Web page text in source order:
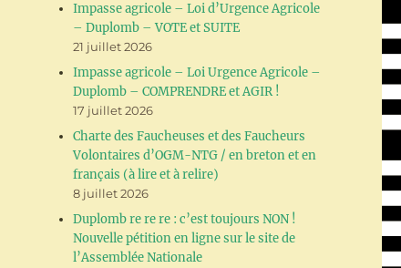
Impasse agricole – Loi d’Urgence Agricole
– Duplomb – VOTE et SUITE
21 juillet 2026
Impasse agricole – Loi Urgence Agricole –
Duplomb – COMPRENDRE et AGIR !
17 juillet 2026
Charte des Faucheuses et des Faucheurs
Volontaires d’OGM-NTG / en breton et en
français (à lire et à relire)
8 juillet 2026
Duplomb re re re : c’est toujours NON !
Nouvelle pétition en ligne sur le site de
l’Assemblée Nationale